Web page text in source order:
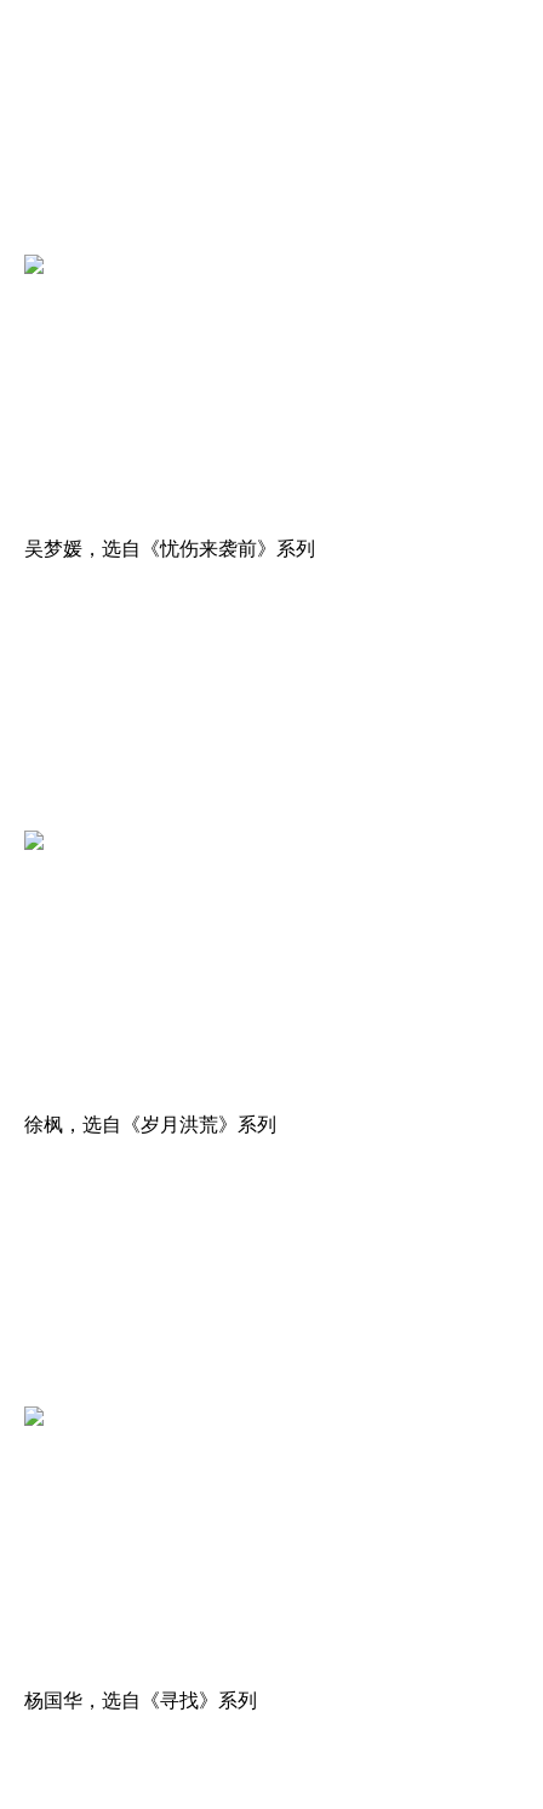
吴梦媛，选自《忧伤来袭前》系列
徐枫，选自《岁月洪荒》系列
杨国华，选自《寻找》系列